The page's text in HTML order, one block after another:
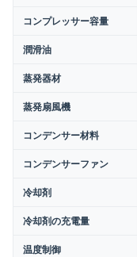
コンプレッサー容量
潤滑油
蒸発器材
蒸発扇風機
コンデンサー材料
コンデンサーファン
冷却剤
冷却剤の充電量
温度制御